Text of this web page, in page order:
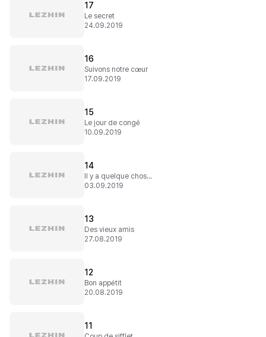
17
Le secret
24.09.2019
16
Suivons notre cœur
17.09.2019
15
Le jour de congé
10.09.2019
14
Il y a quelque chose que vous voulez ?
03.09.2019
13
Des vieux amis
27.08.2019
12
Bon appétit
20.08.2019
11